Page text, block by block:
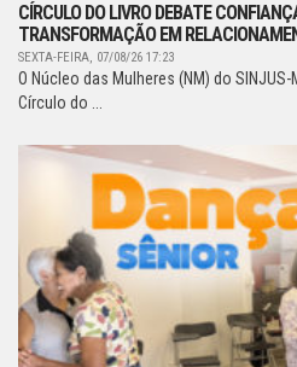
CÍRCULO DO LIVRO DEBATE
TRANSFORMAÇÃO EM
SEXTA-FEIRA, 07/08/26 17:23
O Núcleo das Mulheres (NM) do
Círculo do ...